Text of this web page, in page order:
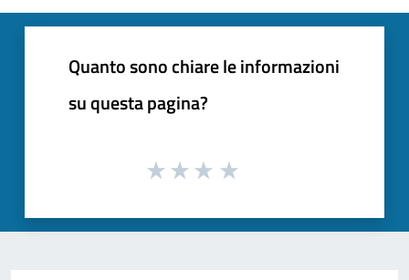
Quanto sono chiare le informazioni
su questa pagina?